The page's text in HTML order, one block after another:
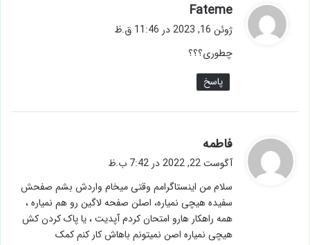
Fateme
ف
ژوئن 16, 2023 در 11:46 ق.ظ
چطوری؟؟؟
پاسخ
فاطمه
ف
:
آگوست 22, 2022 در 7:42 ب.ظ
سلام من اینستاگرامم وقتی میخام واردش بشم صفحش
سفیده هیچی نمیاره، اصلن صفحه لاگین رو هم نمیاره ،
همه راهکار هارو امتحان کردم آپدیت ، یا پاک کردن کش
هیچی نمیاره اصن نمیتونم باهاش کار کنم کمک